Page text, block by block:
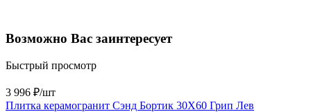
Возможно Вас заинтересует
Быстрый просмотр
3 996 ₽/шт
Плитка керамогранит Сэнд Бортик 30X60 Грип Лев